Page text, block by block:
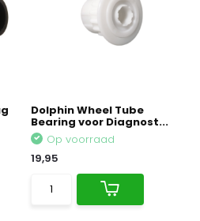
Dolphin Wheel Tube
Bearing voor Diagnost...
Op voorraad
19,95